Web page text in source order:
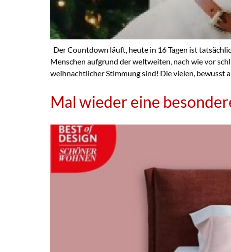
Der Countdown läuft, heute in 16 Tagen ist
Menschen aufgrund der weltweiten, nach wie vor
weihnachtlicher Stimmung sind! Die vielen,
Mal wieder eine